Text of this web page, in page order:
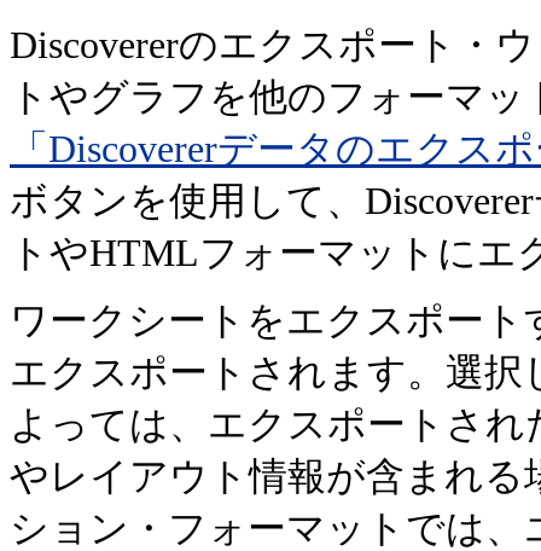
Discovererのエクスポート・
トやグラフを他のフォーマ
「Discovererデータのエクス
ボタンを使用して、
トやHTMLフォーマットに
ワークシートをエクスポー
エクスポートされます。選
よっては、エクスポートさ
やレイアウト情報が含まれ
ション・フォーマットでは